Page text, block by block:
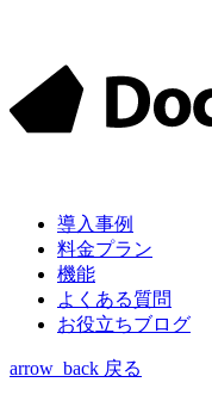
導入事例
料金プラン
機能
よくある質問
お役立ちブログ
arrow_back 戻る